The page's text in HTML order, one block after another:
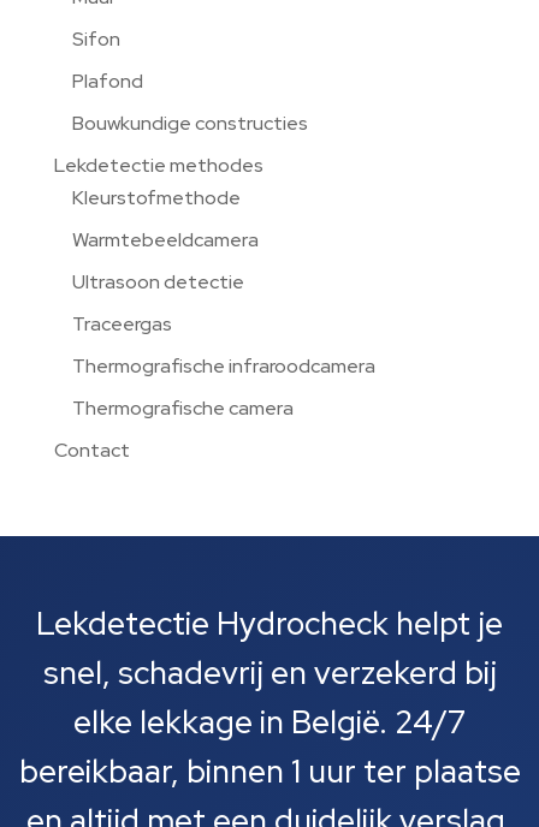
Sifon
Plafond
Bouwkundige constructies
Lekdetectie methodes
Kleurstofmethode
Warmtebeeldcamera
Ultrasoon detectie
Traceergas
Thermografische infraroodcamera
Thermografische camera
Contact
Lekdetectie Hydrocheck helpt je
snel, schadevrij en verzekerd bij
elke lekkage in België. 24/7
bereikbaar, binnen 1 uur ter plaatse